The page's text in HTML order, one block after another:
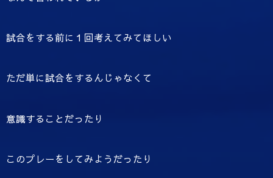
試合をする前に１回考えてみてほしい
ただ単に試合をするんじゃなくて
意識することだったり
このプレーをしてみようだったり